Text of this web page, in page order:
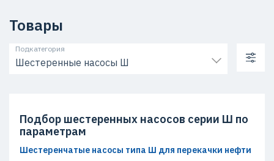
Товары
Шестеренные насосы Ш
Подкатегория
Подбор шестеренных насосов серии Ш по
параметрам
Шестеренчатые насосы типа Ш для перекачки нефти